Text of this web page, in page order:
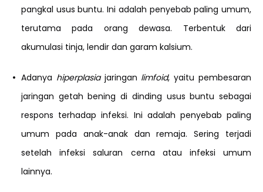
pangkal usus buntu. Ini adalah penyebab paling umum,
terutama pada orang dewasa. Terbentuk dari
akumulasi tinja, lendir dan garam kalsium.
• Adanya hiperplasiajaringan limfoid, yaitu pembesaran
jaringan getah bening di dinding usus buntu sebagai
respons terhadap infeksi. Ini adalah penyebab paling
umum pada anak-anak dan remaja. Sering terjadi
setelah infeksi saluran cerna atau infeksi umum
lainnya.